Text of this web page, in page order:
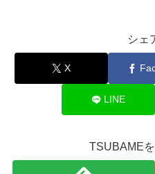
シェ
X
LINE
TSUBAME